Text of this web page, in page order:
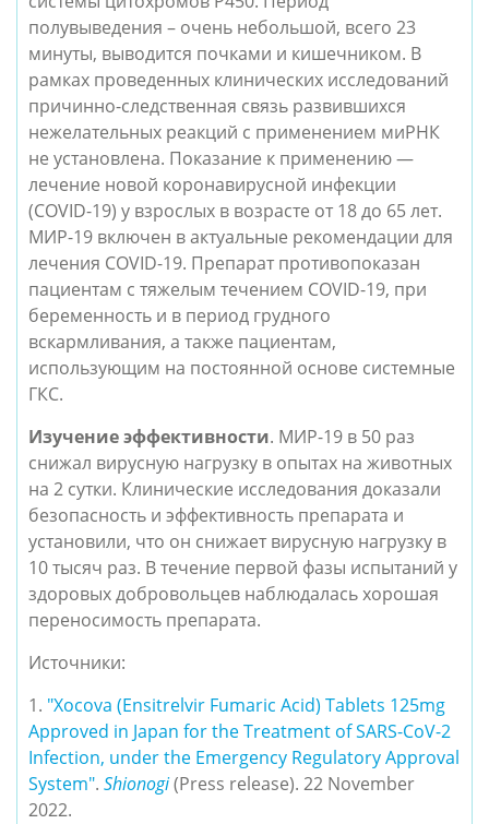
полувыведения – очень небольшой, всего 23
минуты, выводится почками и кишечником. В
рамках проведенных клинических исследований
причинно-следственная связь развившихся
нежелательных реакций с применением миРНК
не установлена. Показание к применению —
лечение новой коронавирусной инфекции
(COVID-19) у взрослых в возрасте от 18 до 65 лет.
МИР-19 включен в актуальные рекомендации для
лечения COVID-19. Препарат противопоказан
пациентам с тяжелым течением COVID-19, при
беременность и в период грудного
вскармливания, а также пациентам,
использующим на постоянной основе системные
ГКС.
Изучение эффективности. МИР-19 в 50 раз
снижал вирусную нагрузку в опытах на животных
на 2 сутки. Клинические исследования доказали
безопасность и эффективность препарата и
установили, что он снижает вирусную нагрузку в
10 тысяч раз. В течение первой фазы испытаний у
здоровых добровольцев наблюдалась хорошая
переносимость препарата.
Источники:
1. "Xocova (Ensitrelvir Fumaric Acid) Tablets 125mg
Approved in Japan for the Treatment of SARS-CoV-2
Infection, under the Emergency Regulatory Approval
System". Shionogi (Press release). 22 November
2022.